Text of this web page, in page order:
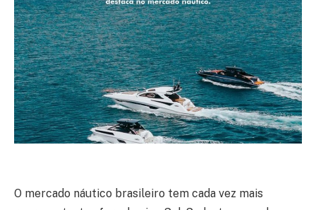
O mercado náutico brasileiro tem cada vez mais